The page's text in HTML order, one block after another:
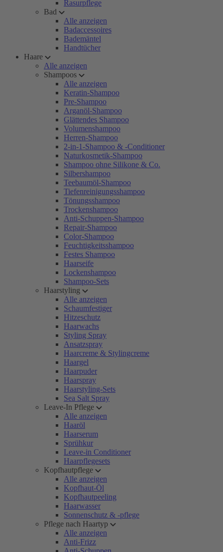
Rasurpflege
Bad
Alle anzeigen
Badaccessoires
Bademäntel
Handtücher
Haare
Alle anzeigen
Shampoos
Alle anzeigen
Keratin-Shampoo
Pre-Shampoo
Arganöl-Shampoo
Glättendes Shampoo
Volumenshampoo
Herren-Shampoo
2-in-1-Shampoo & -Conditioner
Naturkosmetik-Shampoo
Shampoo ohne Silikone & Co.
Silbershampoo
Teebaumöl-Shampoo
Tiefenreinigungsshampoo
Tönungsshampoo
Trockenshampoo
Anti-Schuppen-Shampoo
Repair-Shampoo
Color-Shampoo
Feuchtigkeitsshampoo
Festes Shampoo
Haarseife
Lockenshampoo
Shampoo-Sets
Haarstyling
Alle anzeigen
Schaumfestiger
Hitzeschutz
Haarwachs
Styling Spray
Ansatzspray
Haarcreme & Stylingcreme
Haargel
Haarpuder
Haarspray
Haarstyling-Sets
Sea Salt Spray
Leave-In Pflege
Alle anzeigen
Haaröl
Haarserum
Sprühkur
Leave-in Conditioner
Haarpflegesets
Kopfhautpflege
Alle anzeigen
Kopfhaut-Öl
Kopfhautpeeling
Haarwasser
Sonnenschutz & -pflege
Pflege nach Haartyp
Alle anzeigen
Anti-Frizz